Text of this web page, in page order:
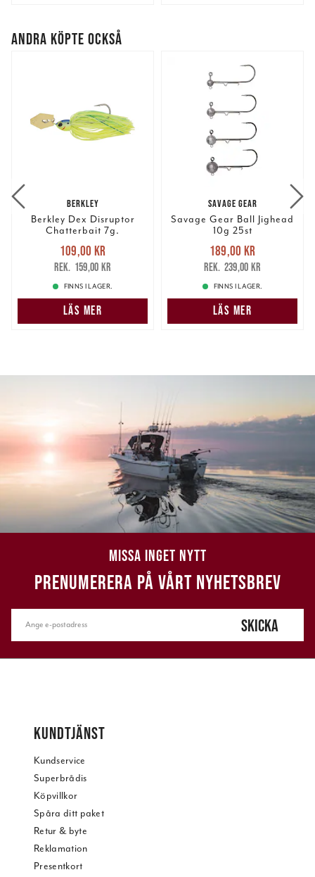
ANDRA KÖPTE OCKSÅ
BERKLEY
Berkley Dex Disruptor
Chatterbait 7g.
Nuvarande pris
109,00 krTidigare pris
159,00 kr
109,00 kr
159,00 kr
FINNS I LAGER.
LÄS MER
SAVAGE GEAR
Savage Gear Ball Jighead
10g 25st
Nuvarande pris
189,00 krTidigare pris
239,00 kr
189,00 kr
239,00 kr
FINNS I LAGER.
LÄS MER
MISSA INGET NYTT
PRENUMERERA PÅ VÅRT NYHETSBREV
SKICKA
KUNDTJÄNST
Kundservice
Superbrådis
Köpvillkor
Spåra ditt paket
Retur & byte
Reklamation
Presentkort